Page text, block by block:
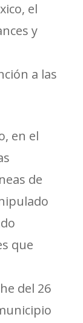
el
y
a las
en el
de
que
del 26